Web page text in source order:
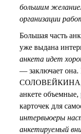
большим
организации
Большая часть
уже выдана
анкета идет
— заключает она.
СОЛОВЕЙКИНА,
анкете объемные,
карточек для
интервьюеры
анкетируемый